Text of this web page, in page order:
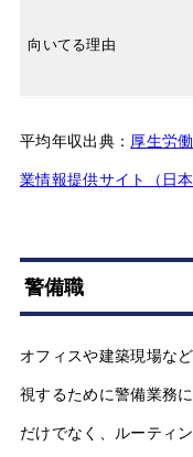
向いてる理由
平均年収出典： 厚生労
業情報提供サイト（日
警備職
オフィスや建築現場な
視するために警備業務
だけでなく、ルーティ